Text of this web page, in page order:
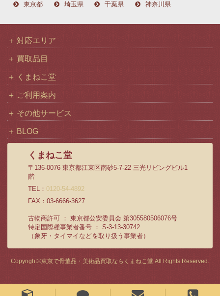
東京都 埼玉県 千葉県 神奈川県
対応エリア
買取品目
くまねこ堂
ご利用案内
その他サービス
BLOG
くまねこ堂
〒136-0076 東京都江東区南砂5-7-22 三光リビングビル1
階
TEL： 0120-54-4892
FAX：03-6666-3627
古物商許可 ： 東京都公安委員会 第305580506076号
特定国際種事業者番号 ： S-3-13-30742
（象牙・タイマイなどを取り扱う事業者）
Copyright©東京で骨董品・美術品買取ならくまねこ堂 All Rights Reserved.